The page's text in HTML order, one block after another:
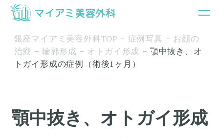
銀座マイアミ美容外科TOP 症例写真
お顔の
治療
輪郭形成 オトガイ形成
顎中抜き、オ
トガイ形成の症例（術後1ヶ月）
顎中抜き、オトガイ形成